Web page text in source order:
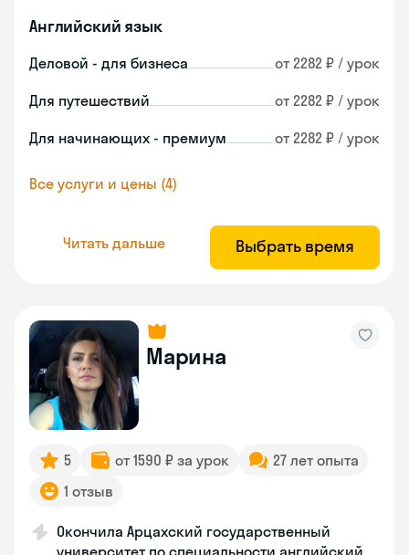
Английский язык
Деловой - для бизнеса от 2282 ₽ / урок
Для путешествий от 2282 ₽ / урок
Для начинающих - премиум от 2282 ₽ / урок
Все услуги и цены (4)
Читать дальше Выбрать время
Марина
5 от 1590 ₽ за урок
27 лет опыта
1 отзыв
Окончила Арцахский государственный
университет по специальности английский